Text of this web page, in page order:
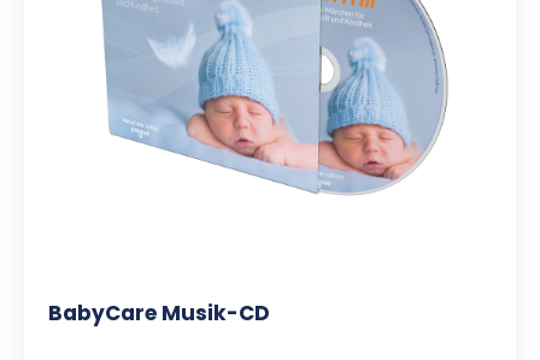
BabyCare Musik-CD